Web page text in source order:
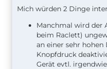
Mich würden 2 Dinge
Manchmal wird der
beim Raclett)
an einer sehr hohen
Knopfdruck
Gerät evtl.